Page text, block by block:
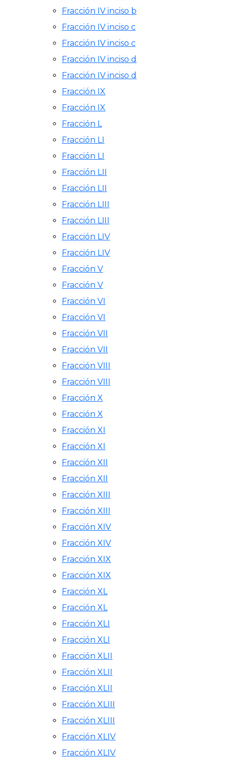
Fracción IV inciso b
Fracción IV inciso c
Fracción IV inciso c
Fracción IV inciso d
Fracción IV inciso d
Fracción IX
Fracción IX
Fracción L
Fracción LI
Fracción LI
Fracción LII
Fracción LII
Fracción LIII
Fracción LIII
Fracción LIV
Fracción LIV
Fracción V
Fracción V
Fracción VI
Fracción VI
Fracción VII
Fracción VII
Fracción VIII
Fracción VIII
Fracción X
Fracción X
Fracción XI
Fracción XI
Fracción XII
Fracción XII
Fracción XIII
Fracción XIII
Fracción XIV
Fracción XIV
Fracción XIX
Fracción XIX
Fracción XL
Fracción XL
Fracción XLI
Fracción XLI
Fracción XLII
Fracción XLII
Fracción XLII
Fracción XLIII
Fracción XLIII
Fracción XLIV
Fracción XLIV